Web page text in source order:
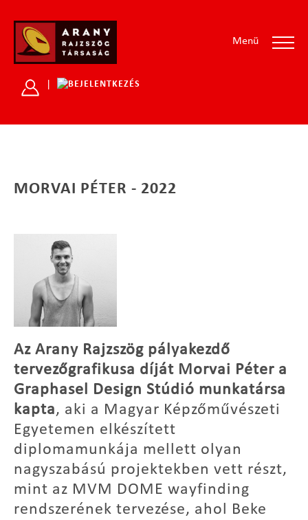
Menü
MORVAI PÉTER - 2022
Az Arany Rajzszög pályakezdő
tervezőgrafikusa díját Morvai Péter a
Graphasel Design Stúdió munkatársa
kapta, aki a Magyar Képzőművészeti
Egyetemen elkészített
diplomamunkája mellett olyan
nagyszabású projektekben vett részt,
mint az MVM DOME wayfinding
rendszerének tervezése, ahol Beke